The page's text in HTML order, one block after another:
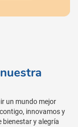
un mundo mejor
innovamos y
bienestar y alegría